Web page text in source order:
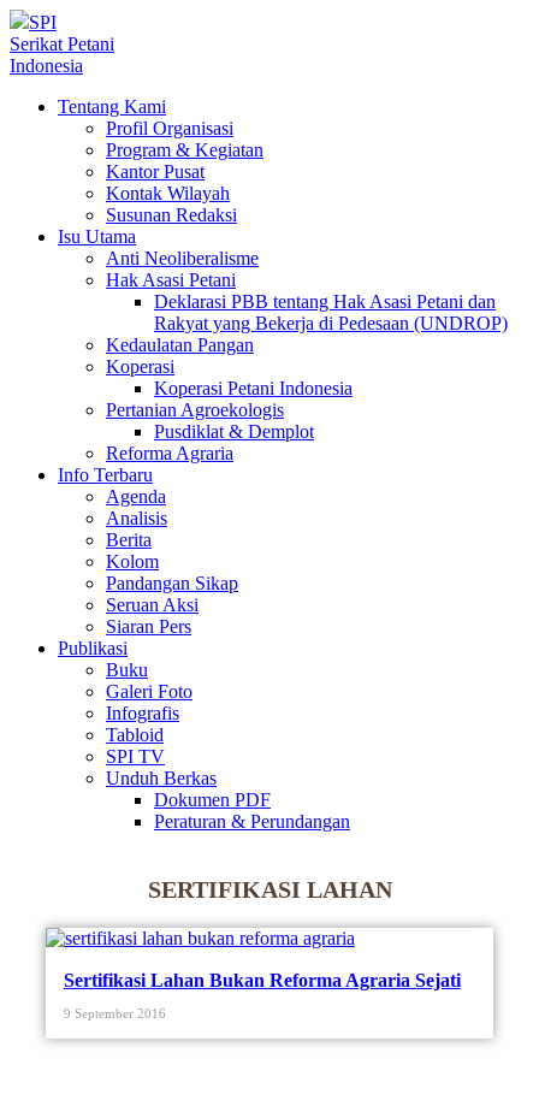
SPI
Serikat Petani
Indonesia
Tentang Kami
Profil Organisasi
Program & Kegiatan
Kantor Pusat
Kontak Wilayah
Susunan Redaksi
Isu Utama
Anti Neoliberalisme
Hak Asasi Petani
Deklarasi PBB tentang Hak Asasi Petani dan
Rakyat yang Bekerja di Pedesaan (UNDROP)
Kedaulatan Pangan
Koperasi
Koperasi Petani Indonesia
Pertanian Agroekologis
Pusdiklat & Demplot
Reforma Agraria
Info Terbaru
Agenda
Analisis
Berita
Kolom
Pandangan Sikap
Seruan Aksi
Siaran Pers
Publikasi
Buku
Galeri Foto
Infografis
Tabloid
SPI TV
Unduh Berkas
Dokumen PDF
Peraturan & Perundangan
SERTIFIKASI LAHAN
Sertifikasi Lahan Bukan Reforma Agraria Sejati
9 September 2016